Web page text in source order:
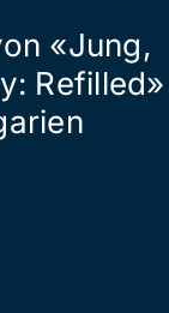
«Jung,
Refilled»